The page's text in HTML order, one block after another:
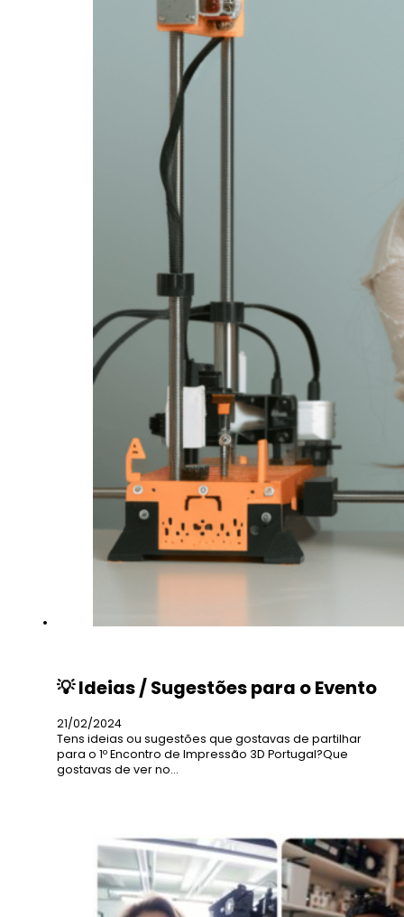
💡 Ideias / Sugestões para o Evento
21/02/2024
Tens ideias ou sugestões que gostavas de partilhar
para o 1º Encontro de Impressão 3D Portugal?Que
gostavas de ver no…